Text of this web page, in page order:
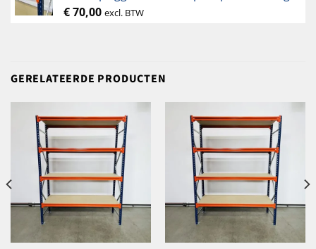
€70,00 excl. BTW
GERELATEERDE PRODUCTEN